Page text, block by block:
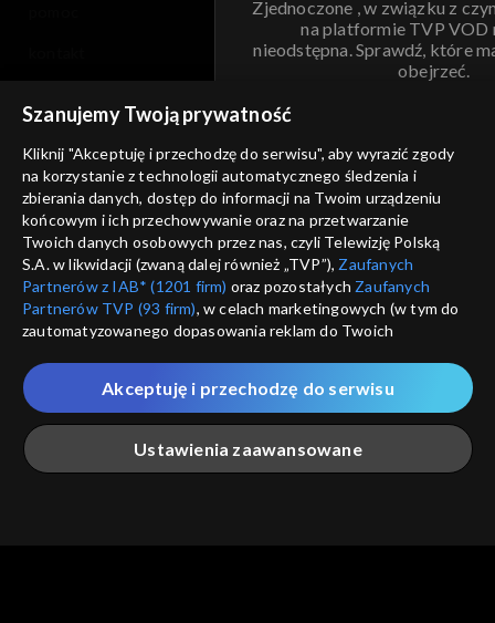
Zjednoczone , w związku z
na platformie TVP VOD
nieodstępna. Sprawdź, które
obejrzeć.
ANULUJ
informacje o dostawcy usług
Szanujemy Twoją prywatność
Kliknij "Akceptuję i przechodzę do serwisu", aby wyrazić zgody
na korzystanie z technologii automatycznego śledzenia i
zbierania danych, dostęp do informacji na Twoim urządzeniu
końcowym i ich przechowywanie oraz na przetwarzanie
Twoich danych osobowych przez nas, czyli Telewizję Polską
S.A. w likwidacji (zwaną dalej również „TVP”), Zaufanych
Partnerów z IAB* (1201 firm) oraz pozostałych Zaufanych
Partnerów TVP (93 firm), w celach marketingowych (w tym do
zautomatyzowanego dopasowania reklam do Twoich
które wskazujemy poniżej, a także zgody na udostępnianie
przez nas identyfikatora PPID do Google.
Twoje dane osobowe zbierane podczas odwiedzania przez
Ciebie naszych
poszczególnych serwisówzwanych dalej
„Portalem”, w tym informacje zapisywane za pomocą
Ustawienia zaawansowane
Akceptuję i przechodzę do serwisu